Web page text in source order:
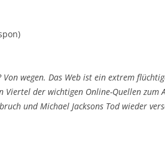
wegen. Das Web ist ein extrem
Viertel der wichtigen Online-Quellen zum
und Michael Jacksons Tod wieder